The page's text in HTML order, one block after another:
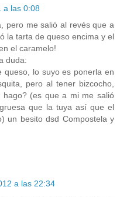
a las 0:08
pero me salió al revés que a
la tarta de queso encima y el
el caramelo!
duda:
lo suyo es ponerla en
pero al tener bizcocho,
(es que a mi me salió
que la tuya así que el
un besito dsd Compostela y
a las 22:34